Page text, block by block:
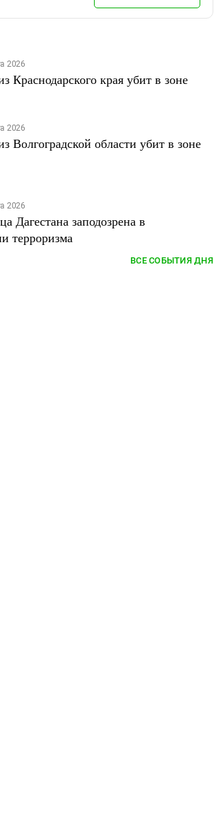
2026
Краснодарского края убит в зоне
2026
Волгоградской области убит в зоне
2026
Дагестана заподозрена в
терроризма
ВСЕ СОБЫТИЯ ДНЯ